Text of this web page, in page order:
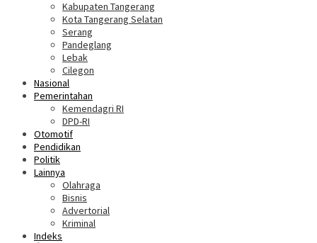
Kabupaten Tangerang
Kota Tangerang Selatan
Serang
Pandeglang
Lebak
Cilegon
Nasional
Pemerintahan
Kemendagri RI
DPD-RI
Otomotif
Pendidikan
Politik
Lainnya
Olahraga
Bisnis
Advertorial
Kriminal
Indeks